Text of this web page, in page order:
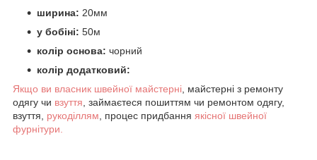
ширина: 20мм
у бобіні: 50м
колір основа: чорний
колір додатковий:
Якщо ви власник швейної майстерні , майстерні з ремонту
одягу чи взуття , займаєтеся пошиттям чи ремонтом одягу,
взуття, рукоділлям , процес придбання якісної швейної
фурнітури.